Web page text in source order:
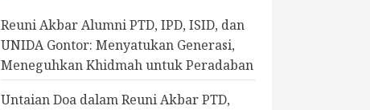
Reuni Akbar Alumni PTD, IPD, ISID, dan
UNIDA Gontor: Menyatukan Generasi,
Meneguhkan Khidmah untuk Peradaban
Untaian Doa dalam Reuni Akbar PTD,